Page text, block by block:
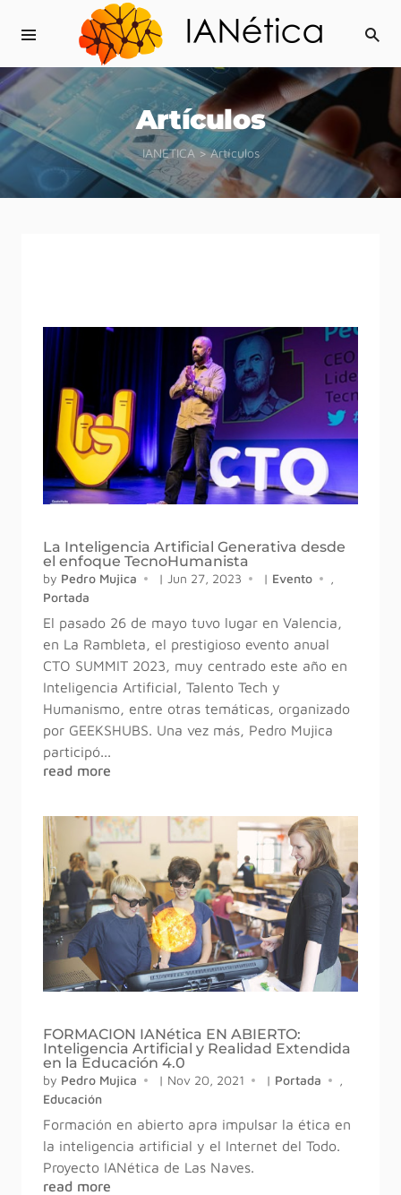
Artículos
IANETICA>Artículos
La Inteligencia Artificial Generativa desde
el enfoque TecnoHumanista
by Pedro Mujica | Jun 27, 2023 | Evento
,
Portada
El pasado 26 de mayo tuvo lugar en Valencia,
en La Rambleta, el prestigioso evento anual
CTO SUMMIT 2023, muy centrado este año en
Inteligencia Artificial, Talento Tech y
Humanismo, entre otras temáticas, organizado
por GEEKSHUBS. Una vez más, Pedro Mujica
participó...
read more
FORMACION IANética EN ABIERTO:
Inteligencia Artificial y Realidad Extendida
en la Educación 4.0
by Pedro Mujica | Nov 20, 2021 | Portada
,
Educación
Formación en abierto apra impulsar la ética en
la inteligencia artificial y el Internet del Todo.
Proyecto IANética de Las Naves.
read more